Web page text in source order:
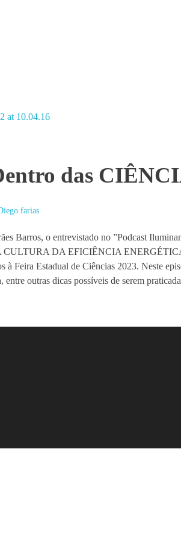
das
farias
Barros, o entrevistado no ”Podcast
CULTURA DA EFICIÊNCIA
à Feira Estadual de Ciências 2023. Neste
outras dicas possíveis de serem